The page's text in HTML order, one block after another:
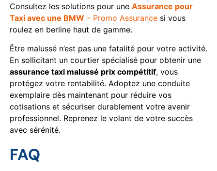
Consultez les solutions pour une Assurance pour
Taxi avec une BMW – Promo Assurance si vous
roulez en berline haut de gamme.
Être malussé n’est pas une fatalité pour votre activité.
En sollicitant un courtier spécialisé pour obtenir une
assurance taxi malussé prix compétitif, vous
protégez votre rentabilité. Adoptez une conduite
exemplaire dès maintenant pour réduire vos
cotisations et sécuriser durablement votre avenir
professionnel. Reprenez le volant de votre succès
avec sérénité.
FAQ